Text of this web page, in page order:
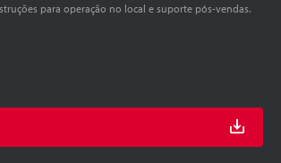
para operação no local e suporte pós-vendas.